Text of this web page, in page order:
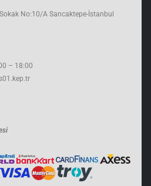
No:10/A Sancaktepe-İstanbul
– 18:00